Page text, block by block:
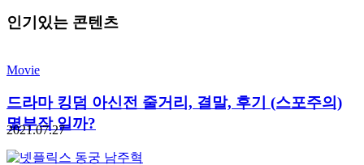
인기있는 콘텐츠
Movie
드라마 킹덤 아신전 줄거리, 결말, 후기 (스포주의)
몇부작 일까?
2021.07.27